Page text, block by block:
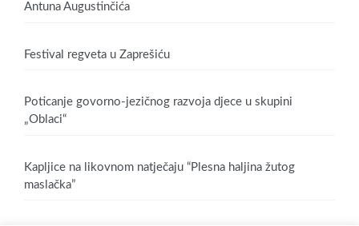
Antuna Augustinčića
Festival regveta u Zaprešiću
Poticanje govorno-jezičnog razvoja djece u skupini
„Oblaci“
Kapljice na likovnom natječaju “Plesna haljina žutog
maslačka”